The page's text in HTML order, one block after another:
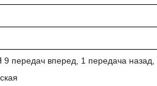
передач вперед, 1 передача назад,